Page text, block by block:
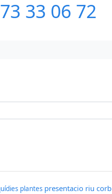
33 06 72
plantes presentacio riu corb